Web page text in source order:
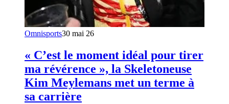
Omnisports30 mai 26
« C’est le moment idéal pour tirer
ma révérence », la Skeletoneuse
Kim Meylemans met un terme à
sa carrière